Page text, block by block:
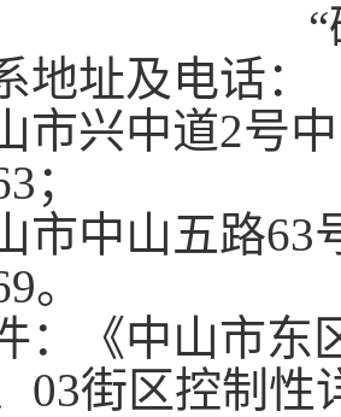
址及电话：
兴中道2号中
；
中山五路63
。
《中山市东区
03街区控制